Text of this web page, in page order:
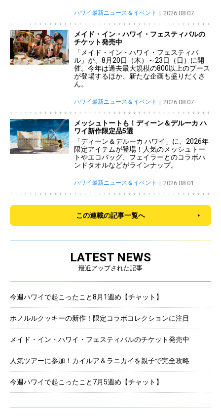
ハワイ最新ニュース＆イベント 2026.08.07
メイド・イン・ハワイ・フェスティバルの
チケット発売中
「メイド・イン・ハワイ・フェスティバ
ル」が、8月20日（木）～23日（日）に開
催。今年は過去最大規模の800以上のブース
が登場するほか、新たな企画も盛りだくさ
ん。
ハワイ最新ニュース＆イベント 2026.08.07
メッシュトートも！ディーン＆デルーカ ハ
ワイ新作限定品5選
「ディーン＆デルーカ ハワイ」に、2026年
限定アイテムが登場！人気のメッシュトー
トやエコバッグ、フェイラーとのコラボハ
ンドタオルなどがラインナップ。
ハワイ最新ニュース＆イベント 2026.08.01
この連載の記事一覧へ
LATEST NEWS
最近アップされた記事
今週ハワイで起こったこと8月1週め【チャット】
ホノルルクッキーの新作！限定コラボコレクションに注目
メイド・イン・ハワイ・フェスティバルのチケット発売中
人気ツアーに参加！カイルア＆ラニカイを親子で完全攻略
今週ハワイで起こったこと7月5週め【チャット】